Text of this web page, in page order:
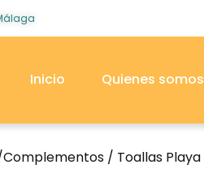
Inicio Quienes somos
/ Toallas Playa